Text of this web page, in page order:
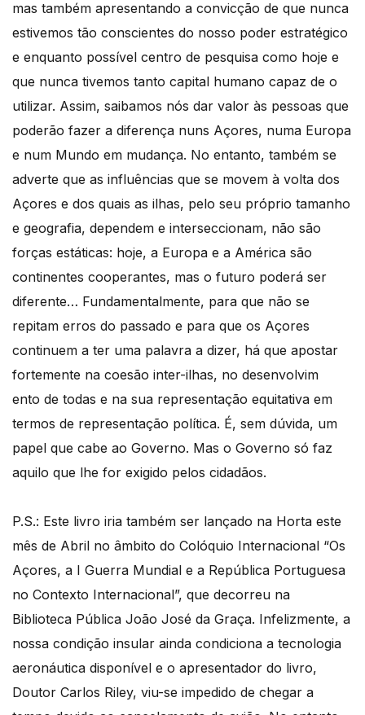
mas também apresentando a convicção de que nunca
estivemos tão conscientes do nosso poder estratégico
e enquanto possível centro de pesquisa como hoje e
que nunca tivemos tanto capital humano capaz de o
utilizar. Assim, saibamos nós dar valor às pessoas que
poderão fazer a diferença nuns Açores, numa Europa
e num Mundo em mudança. No entanto, também se
adverte que as influências que se movem à volta dos
Açores e dos quais as ilhas, pelo seu próprio tamanho
e geografia, dependem e interseccionam, não são
forças estáticas: hoje, a Europa e a América são
continentes cooperantes, mas o futuro poderá ser
diferente… Fundamentalmente, para que não se
repitam erros do passado e para que os Açores
continuem a ter uma palavra a dizer, há que apostar
fortemente na coesão inter-ilhas, no desenvolvim
ento de todas e na sua representação equitativa em
termos de representação política. É, sem dúvida, um
papel que cabe ao Governo. Mas o Governo só faz
aquilo que lhe for exigido pelos cidadãos.
P.S.: Este livro iria também ser lançado na Horta este
mês de Abril no âmbito do Colóquio Internacional “Os
Açores, a I Guerra Mundial e a República Portuguesa
no Contexto Internacional”, que decorreu na
Biblioteca Pública João José da Graça. Infelizmente, a
nossa condição insular ainda condiciona a tecnologia
aeronáutica disponível e o apresentador do livro,
Doutor Carlos Riley, viu-se impedido de chegar a